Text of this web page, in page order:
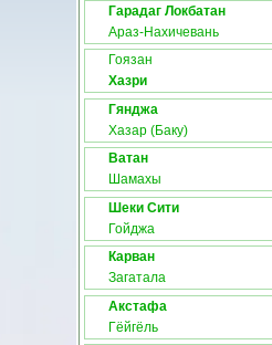
Гарадаг Локбатан
Араз-Нахичевань
Гоязан
Хазри
Гянджа
Хазар (Баку)
Ватан
Шамахы
Шеки Сити
Гойджа
Карван
Загатала
Акстафа
Гёйгёль